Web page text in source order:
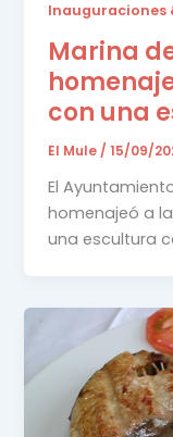
Inauguraciones
Marina
con una
El Mule/15/09/
El
homenajeó a
una escultura